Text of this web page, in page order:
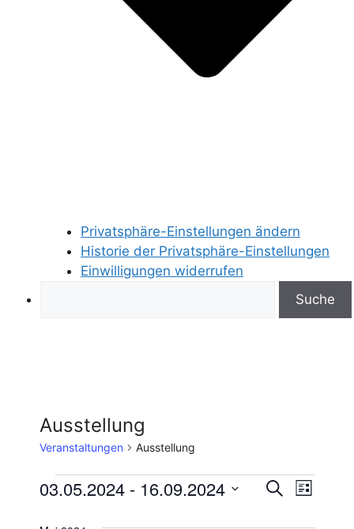
Privatsphäre-Einstellungen ändern
Historie der Privatsphäre-Einstellungen
Einwilligungen widerrufen
Ausstellung
Veranstaltungen Ausstellung
Veranstaltungen
V
S
V
L
03.05.2024 - 16.09.2024